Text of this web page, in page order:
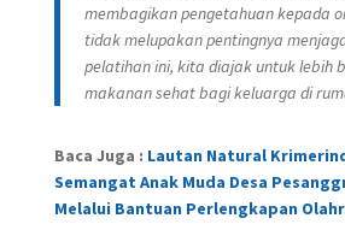
membagikan pengetahuan kepada
tidak melupakan pentingnya
pelatihan ini, kita diajak untuk lebih
makanan sehat bagi keluarga di
Baca Juga : Lautan Natural
Semangat Anak Muda Desa
Melalui Bantuan Perlengkapan